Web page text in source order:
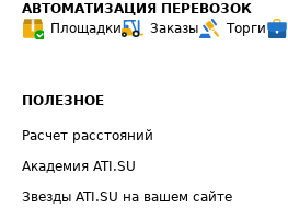
АВТОМАТИЗАЦИЯ ПЕРЕВОЗОК
Площадки
Заказы Торги
ПОЛЕЗНОЕ
Расчет расстояний
Академия ATI.SU
Звезды ATI.SU на вашем сайте